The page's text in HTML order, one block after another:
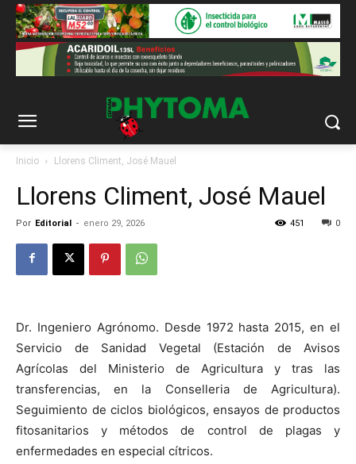
Inicio Llorens Climent, José Mauel
Llorens Climent, José Mauel
Por Editorial - enero 29, 2026 0
451
Dr. Ingeniero Agrónomo. Desde 1972 hasta 2015, en el
Servicio de Sanidad Vegetal (Estación de Avisos
Agrícolas del Ministerio de Agricultura y tras las
transferencias, en la Conselleria de Agricultura).
Seguimiento de ciclos biológicos, ensayos de productos
fitosanitarios y métodos de control de plagas y
enfermedades en especial cítricos.